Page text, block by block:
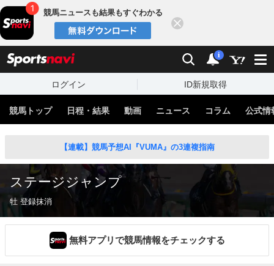
競馬ニュースも結果もすぐわかる
検索 通知
i
ログイン ID新規取得
競馬トップ 日程・結果 動画 ニュース コラム 公式情
【連載】競馬予想AI『VUMA』の3連複指南
ステージジャンプ
牡 登録抹消
無料アプリで競馬情報をチェックする